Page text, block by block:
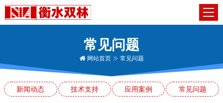
常见问题
网站首页 常见问题
新闻动态 技术支持 应用案例 常见问题